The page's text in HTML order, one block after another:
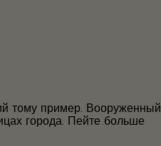
тому пример. Вооруженный
города. Пейте больше